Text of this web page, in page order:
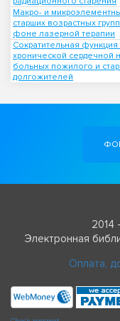
Макро- и
старших возрастных
фоне лазерной терапии
Сократительная
хронической сердечной
больных пожилого и
долгожителей
2014
Электронная
Оплата,